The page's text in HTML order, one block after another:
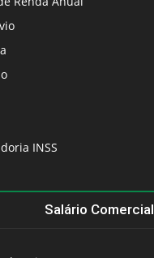
INSS
Salário Comercial